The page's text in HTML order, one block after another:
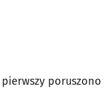
poruszono